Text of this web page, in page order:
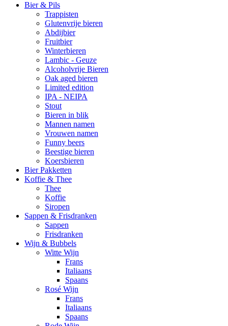
Bier & Pils
Trappisten
Glutenvrije bieren
Abdijbier
Fruitbier
Winterbieren
Lambic - Geuze
Alcoholvrije Bieren
Oak aged bieren
Limited edition
IPA - NEIPA
Stout
Bieren in blik
Mannen namen
Vrouwen namen
Funny beers
Beestige bieren
Koersbieren
Bier Pakketten
Koffie & Thee
Thee
Koffie
Siropen
Sappen & Frisdranken
Sappen
Frisdranken
Wijn & Bubbels
Witte Wijn
Frans
Italiaans
Spaans
Rosé Wijn
Frans
Italiaans
Spaans